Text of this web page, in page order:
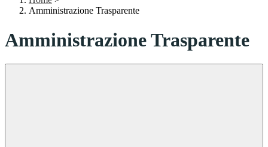
Amministrazione Trasparente
Amministrazione Trasparente